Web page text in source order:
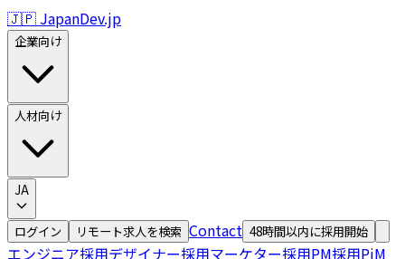
🇯🇵 JapanDev.jp
企業向け
人材向け
JA
ログイン リモート求人を検索 Contact 48時間以内に採用開始
エンジニア採用デザイナー採用マーケター採用PM採用PjM